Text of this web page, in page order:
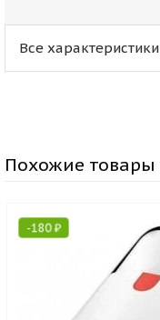
Все характеристики
Похожие товары
-180₽